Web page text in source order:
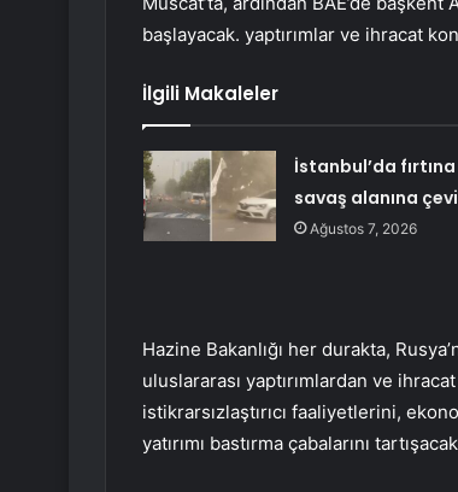
başlayacak. yaptırımlar ve ihracat
İlgili Makaleler
İstanbul’da fırtına
savaş alanına
Ağustos 7, 2026
Hazine Bakanlığı her durakta,
uluslararası yaptırımlardan ve
istikrarsızlaştırıcı faaliyetlerini,
yatırımı bastırma çabalarını